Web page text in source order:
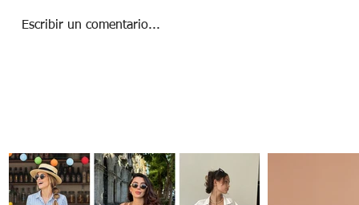
Escribir un comentario...